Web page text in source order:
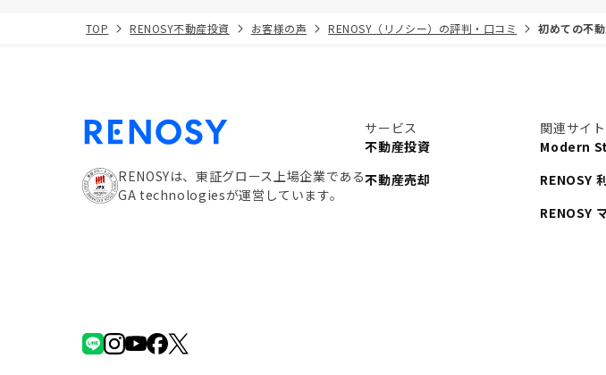
TOP RENOSY不動産投資 お客様の声 RENOSY（リノシー）の評判・口コミ 初めての不
RENOSYは、東証グロース上場企業である
GA technologiesが運営しています。
サービス
不動産投資
不動産売却
関連サイト
Modern
RENOSY
RENOSY